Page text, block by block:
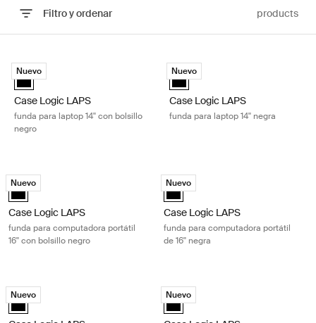
Filtro y ordenar products
Ir a los resultados
Case Logic LAPS funda para laptop 14'' con bolsillo negro Black
Nuevo
Case Logic LAPS laptop sleeve 14'' with pocket Negro (selected)
Case Logic LAPS
funda para laptop 14'' con bolsillo
negro
Case Logic LAPS funda para
Nuevo
Case Logic LAPS laptop sleeve
Case Logic LAPS
funda para laptop 14'' negra
Case Logic LAPS funda para computadora portátil 16'' con bolsillo
Nuevo
Case Logic LAPS laptop sleeve 16'' with pocket Negro (selected)
Case Logic LAPS
funda para computadora portátil
16'' con bolsillo negro
Case Logic LAPS funda para
Nuevo
Case Logic LAPS laptop sleeve
Case Logic LAPS
funda para computadora portátil
de 16'' negra
Case Logic LAPS funda para computadora portátil 13'' negra Black
Nuevo
Case Logic LAPS sleeve 13" Negro (selected)
Case Logic LAPS funda para
Nuevo
Case Logic LAPS laptop sleeve